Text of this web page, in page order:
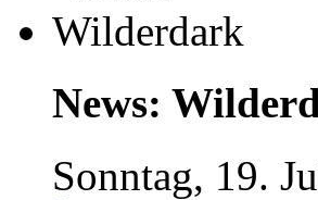
News:
Sonntag, 19.